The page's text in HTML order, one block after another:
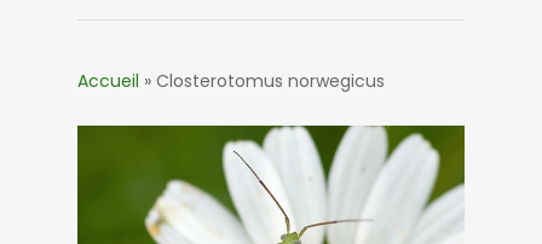
Accueil » Closterotomus norwegicus